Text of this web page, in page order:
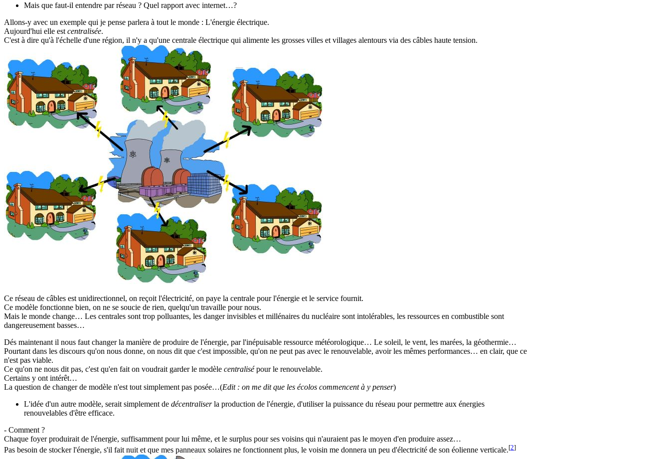
Mais que faut-il entendre par réseau ? Quel rapport avec internet…?
Allons-y avec un exemple qui je pense parlera à tout le monde : L'énergie électrique.
Aujourd'hui elle est centralisée.
C'est à dire qu'à l'échelle d'une région, il n'y a qu'une centrale électrique qui alimente les grosses villes et villages alentours via des câbles haute tension.
Ce réseau de câbles est unidirectionnel, on reçoit l'électricité, on paye la centrale pour l'énergie et le service fournit.
Ce modèle fonctionne bien, on ne se soucie de rien, quelqu'un travaille pour nous.
Mais le monde change… Les centrales sont trop polluantes, les danger invisibles et millénaires du nucléaire sont intolérables, les ressources en combustible sont
dangereusement basses…
Dés maintenant il nous faut changer la manière de produire de l'énergie, par l'inépuisable ressource météorologique… Le soleil, le vent, les marées, la géothermie…
Pourtant dans les discours qu'on nous donne, on nous dit que c'est impossible, qu'on ne peut pas avec le renouvelable, avoir les mêmes performances… en clair, que ce
n'est pas viable.
Ce qu'on ne nous dit pas, c'est qu'en fait on voudrait garder le modèle centralisépour le renouvelable.
Certains y ont intérêt…
La question de changer de modèle n'est tout simplement pas posée…(Edit : on me dit que les écolos commencent à y penser)
L'idée d'un autre modèle, serait simplement de décentraliserla production de l'énergie, d'utiliser la puissance du réseau pour permettre aux énergies
renouvelables d'être efficace.
- Comment ?
Chaque foyer produirait de l'énergie, suffisamment pour lui même, et le surplus pour ses voisins qui n'auraient pas le moyen d'en produire assez…
Pas besoin de stocker l'énergie, s'il fait nuit et que mes panneaux solaires ne fonctionnent plus, le voisin me donnera un peu d'électricité de son éolienne verticale.[2]